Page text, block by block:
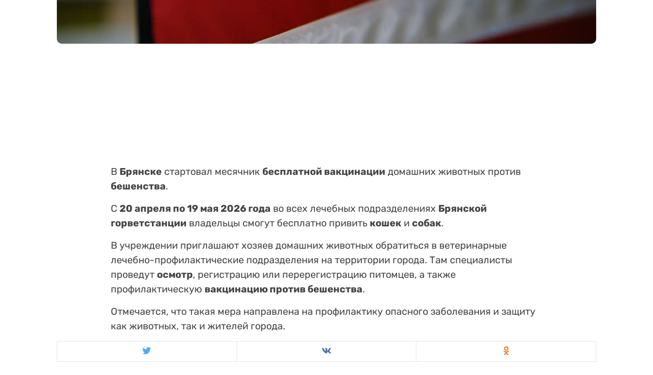
В Брянске стартовал месячник бесплатной вакцинации домашних животных против
бешенства.
С 20 апреля по 19 мая 2026 года во всех лечебных подразделениях Брянской
горветстанции владельцы смогут бесплатно привить кошек и собак.
В учреждении приглашают хозяев домашних животных обратиться в ветеринарные
лечебно-профилактические подразделения на территории города. Там специалисты
проведут осмотр, регистрацию или перерегистрацию питомцев, а также
профилактическую вакцинацию против бешенства.
Отмечается, что такая мера направлена на профилактику опасного заболевания и защиту
как животных, так и жителей города.